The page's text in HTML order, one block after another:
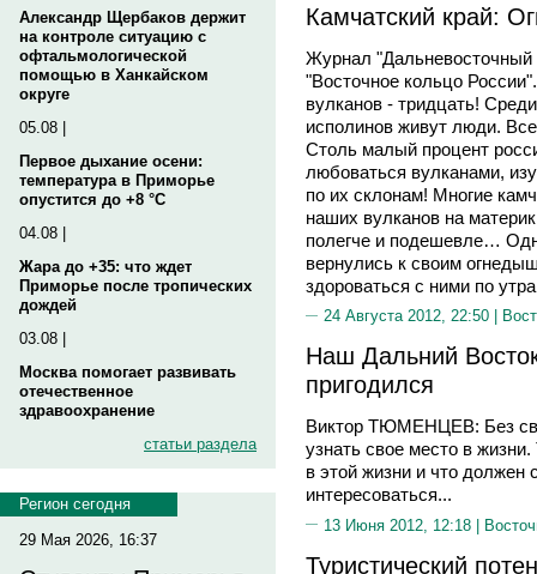
Александр Щербаков держит
на контроле ситуацию с
офтальмологической
помощью в Ханкайском
округе
05.08 |
Первое дыхание осени:
температура в Приморье
опустится до +8 °C
04.08 |
Жара до +35: что ждет
Приморье после тропических
дождей
03.08 |
Москва помогает развивать
отечественное
здравоохранение
статьи раздела
Регион сегодня
29 Мая 2026, 16:37
Камчатский край:
Журнал "Дальневосточный
"Восточное кольцо
вулканов - тридцать!
исполинов живут люди.
Столь малый процент
любоваться вулканами,
по их склонам! Многие
наших вулканов на
полегче и подешевле…
вернулись к своим
здороваться с ними по
24 Августа 2012, 22:50 |
Наш Дальний
пригодился
Виктор ТЮМЕНЦЕВ: Без
узнать свое место в
в этой жизни и что
интересоваться...
13 Июня 2012, 12:18 |
Туристический